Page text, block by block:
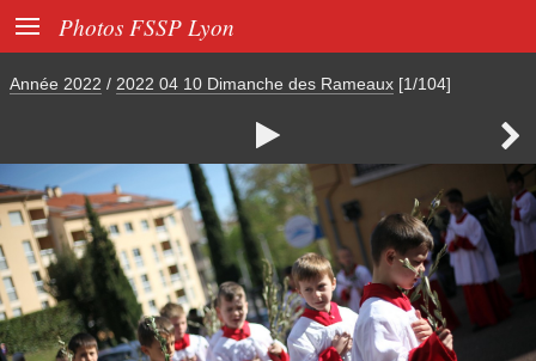
 Photos FSSP Lyon
Année 2022 / 2022 04 10 Dimanche des Rameaux [1/104]
 